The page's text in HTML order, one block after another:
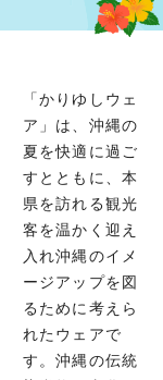
「かりゆしウェ
ア」は、沖縄の
夏を快適に過ご
すとともに、本
県を訪れる観光
客を温かく迎え
入れ沖縄のイメ
ージアップを図
るために考えら
れたウェアで
す。沖縄の伝統